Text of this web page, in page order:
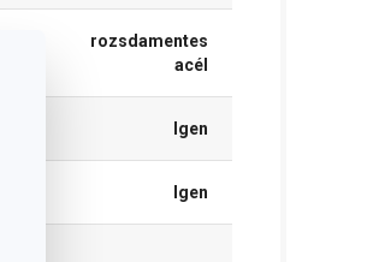
rozsdamentes
acél
Igen
Igen